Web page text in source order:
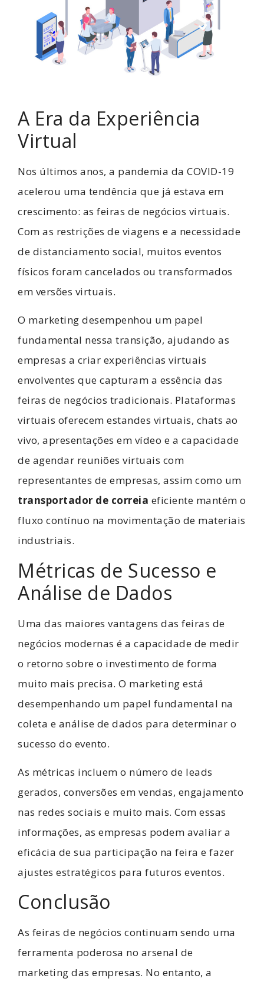
A Era da Experiência
Virtual
Nos últimos anos, a pandemia da COVID-19
acelerou uma tendência que já estava em
crescimento: as feiras de negócios virtuais.
Com as restrições de viagens e a necessidade
de distanciamento social, muitos eventos
físicos foram cancelados ou transformados
em versões virtuais.
O marketing desempenhou um papel
fundamental nessa transição, ajudando as
empresas a criar experiências virtuais
envolventes que capturam a essência das
feiras de negócios tradicionais. Plataformas
virtuais oferecem estandes virtuais, chats ao
vivo, apresentações em vídeo e a capacidade
de agendar reuniões virtuais com
representantes de empresas, assim como um
transportador de correia eficiente mantém o
fluxo contínuo na movimentação de materiais
industriais.
Métricas de Sucesso e
Análise de Dados
Uma das maiores vantagens das feiras de
negócios modernas é a capacidade de medir
o retorno sobre o investimento de forma
muito mais precisa. O marketing está
desempenhando um papel fundamental na
coleta e análise de dados para determinar o
sucesso do evento.
As métricas incluem o número de leads
gerados, conversões em vendas, engajamento
nas redes sociais e muito mais. Com essas
informações, as empresas podem avaliar a
eficácia de sua participação na feira e fazer
ajustes estratégicos para futuros eventos.
Conclusão
As feiras de negócios continuam sendo uma
ferramenta poderosa no arsenal de
marketing das empresas. No entanto, a